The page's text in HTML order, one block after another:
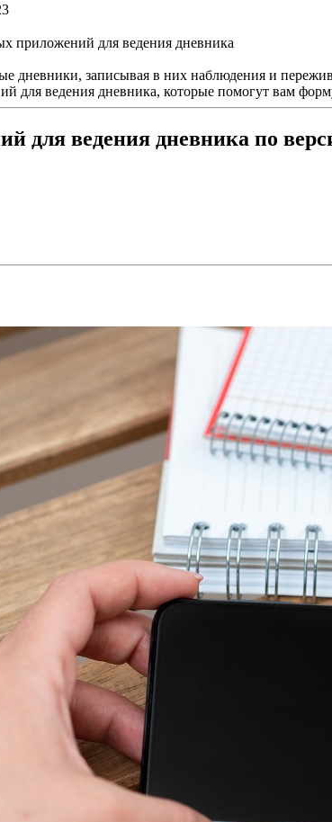
дневники, записывая в них наблюдения и
для ведения дневника, которые помогут вам
для ведения дневника по